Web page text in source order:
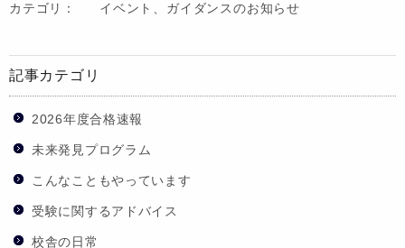
カテゴリ： イベント、ガイダンスのお知らせ
記事カテゴリ
2026年度合格速報
未来発見プログラム
こんなこともやっています
受験に関するアドバイス
校舎の日常